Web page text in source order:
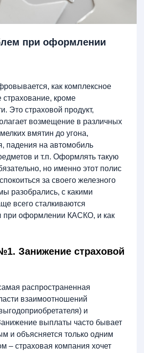
при оформлении
как комплексное
страхование, кроме
Это страховой продукт,
возмещение в различных
вмятин до угона,
падения на автомобиль
и т.п. Оформлять такую
но именно этот полис
за своего железного
разобрались, с какими
всего сталкиваются
при оформлении КАСКО, и как
Занижение страховой
распространенная
взаимоотношений
и
выплаты часто бывает
и объясняется только одним
– страховая компания хочет